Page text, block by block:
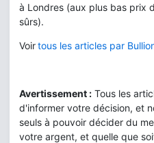
à Londres (aux plus bas prix
sûrs).
Voirtous les articles par
Avertissement : Tous les
d'informer votre décision, et
seuls à pouvoir décider du
votre argent, et quelle que